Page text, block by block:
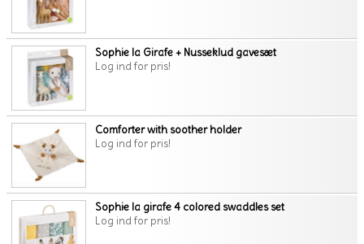
Sophie la Girafe + Nusseklud gavesæt
Log ind for pris!
Comforter with soother holder
Log ind for pris!
Sophie la girafe 4 colored swaddles set
Log ind for pris!